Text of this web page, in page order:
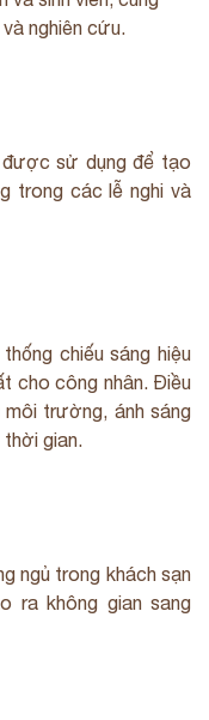
nghiên cứu.
sử dụng để tạo
trong các lễ nghi và
chiếu sáng hiệu
cho công nhân. Điều
trường, ánh sáng
thời gian.
ngủ trong khách sạn
ra không gian sang